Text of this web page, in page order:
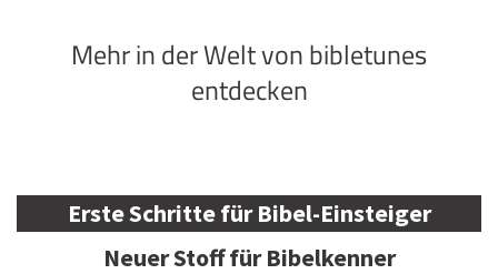
Mehr in der Welt von bibletunes
entdecken
Erste Schritte für Bibel-Einsteiger
Neuer Stoff für Bibelkenner